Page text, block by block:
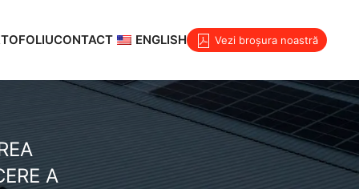
CONTACT ENGLISH Vezi broșura noastră
A